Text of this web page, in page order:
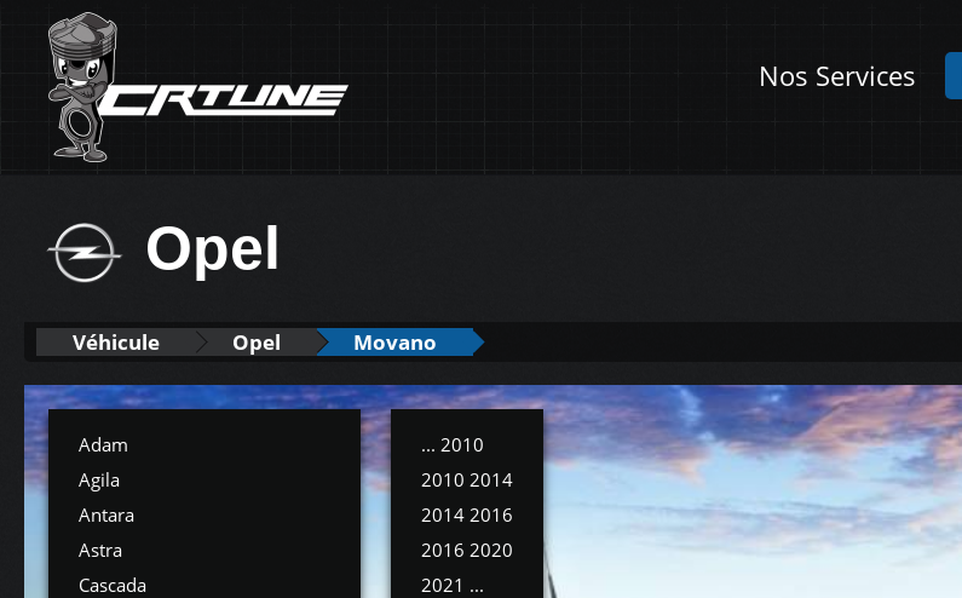
Nos Services
Opel
Véhicule Opel Movano
Adam
Agila
Antara
Astra
Cascada
... 2010
2010 2014
2014 2016
2016 2020
2021 ...